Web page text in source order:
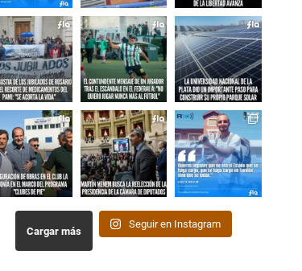
Cargar más
Seguir en Instagram